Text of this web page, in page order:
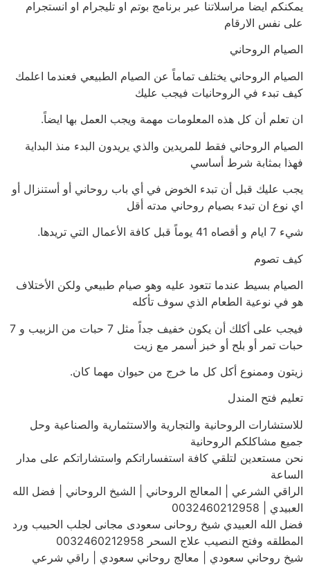
يمكنكم ايضا مراسلاتنا عبر برنامج بوتم او تليجرام او انستجرام
على نفس الارقام
الصيام الروحاني
الصيام الروحاني يختلف تماماً عن الصيام الطبيعي فعندما اعلمك
كيف تبدء في الروحانيات فيجب عليك
ان تعلم أن كل هذه المعلومات مهمة ويجب العمل بها ايضاً.
الصيام الروحاني فقط للمريدين والذي يريدون البدء منذ البداية
فهذا بمثابة شرط أساسي
يجب عليك قبل أن تبدء الخوض في أي باب روحاني أو أستنزال أو
اي نوع ان تبدء بصيام روحاني مدته أقل
شيء 7 ايام و أقصاه 41 يوماً قبل كافة الأعمال التي تريدها.
كيف تصوم
الصيام بسيط عندما تتعود عليه وهو صيام طبيعي ولكن الأختلاف
هو في نوعية الطعام الذي سوف تأكله
فيجب على أكلك أن يكون خفيف جداً مثل 7 حبات من الزبيب و 7
حبات تمر أو بلح أو خبز أسمر مع زيت
زيتون وممنوع أكل كل ما خرج من حيوان مهما كان.
تعليم فتح المندل
للاستشارات الروحانية والتجارية والاستثمارية والصناعية وحل
جميع مشاكلكم الروحانية
نحن مستعدين لتلقي كافة استفساراتكم واستشاراتكم على مدار
الساعة
الراقي الشرعي | المعالج الروحاني | الشيخ الروحاني | فضل الله
العبيدي | 0032460212958
فضل الله العبيدي شيخ روحانى سعودى مجانى لجلب الحبيب ورد
المطلقه وفتح النصيب علاج السحر 0032460212958
شيخ روحاني سعودي | معالج روحاني سعودي | راقي شرعي